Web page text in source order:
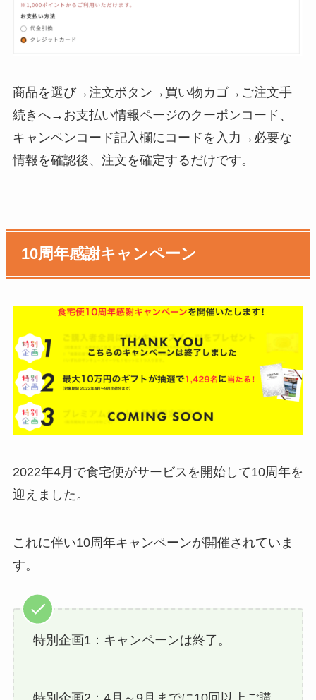
商品を選び→注文ボタン→買い物カゴ→ご注文手
続きへ→お支払い情報ページのクーポンコード、
キャンペンコード記入欄にコードを入力→必要な
情報を確認後、注文を確定するだけです。
10周年感謝キャンペーン
2022年4月で食宅便がサービスを開始して10周年を
迎えました。
これに伴い10周年キャンペーンが開催されていま
す。
特別企画1：キャンペーンは終了。